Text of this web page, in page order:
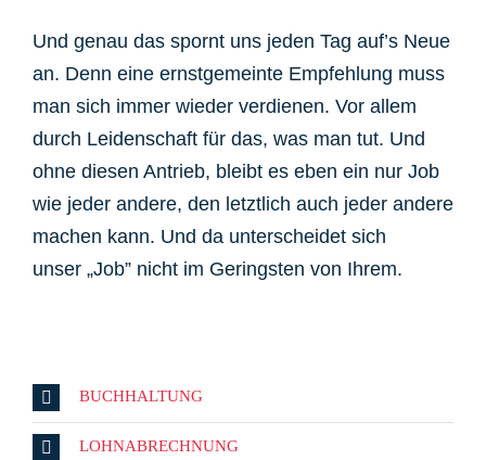
Und genau das spornt uns jeden Tag auf’s Neue
an. Denn eine ernstgemeinte Empfehlung muss
man sich immer wieder verdienen. Vor allem
durch Leidenschaft für das, was man tut. Und
ohne diesen Antrieb, bleibt es eben ein nur Job
wie jeder andere, den letztlich auch jeder andere
machen kann. Und da unterscheidet sich
unser „Job” nicht im Geringsten von Ihrem.
BUCHHALTUNG
LOHNABRECHNUNG